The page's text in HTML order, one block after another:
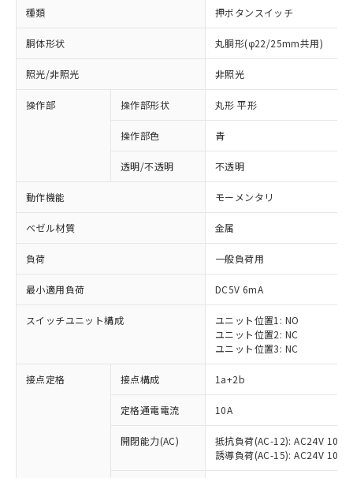
種類 押ボタンスイッチ
胴体形状 丸胴形(φ22/25mm共用)
照光/非照光 非照光
操作部 操作部形状 丸形 平形
操作部色 青
透明/不透明 不透明
動作機能 モーメンタリ
ベゼル材質 金属
負荷 一般負荷用
最小適用負荷 DC5V 6mA
スイッチユニット構成
ユニット位置1: NO
ユニット位置2: NC
ユニット位置3: NC
接点定格 接点構成 1a+2b
定格通電電流 10A
開閉能力(AC)
抵抗負荷(AC-12): AC24V 10A/
誘導負荷(AC-15): AC24V
※1 対応状況
対応済み：EU RoHS指令（10物質）の
非含有に対応した製品が提供可能な商品で
対応予定：EU RoHS指令（10物質）の非含